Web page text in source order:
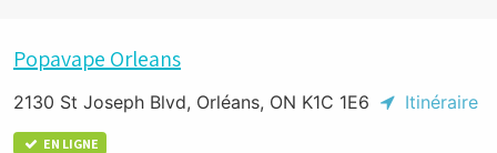
Popavape Orleans
2130 St Joseph Blvd, Orléans, ON K1C 1E6 Itinéraire
EN LIGNE